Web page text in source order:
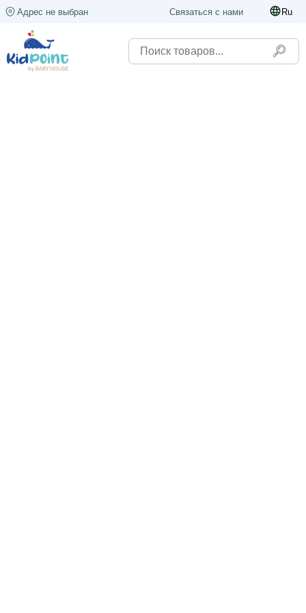
Адрес не выбран Связаться с нами Ru